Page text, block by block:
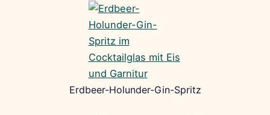
Erdbeer-Holunder-Gin-Spritz